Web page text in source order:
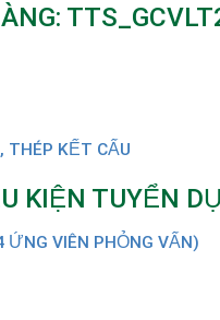
THÉP KẾT CẤU
KIỆN TUYỂN
ỨNG VIÊN PHỎNG VẤN)